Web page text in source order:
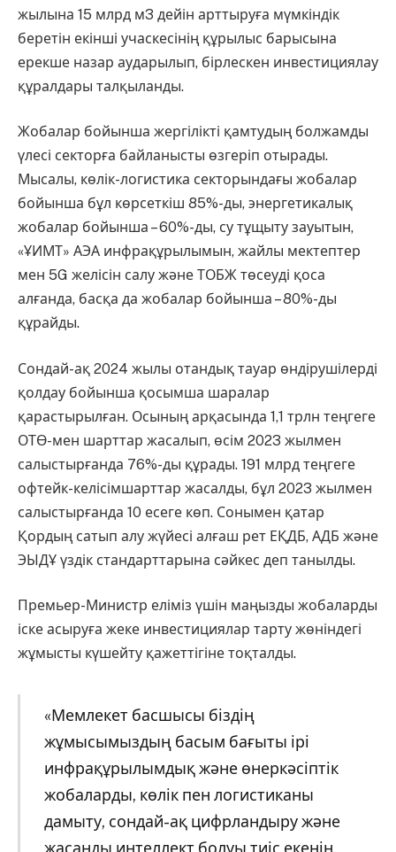
жылына 15 млрд м3 дейін арттыруға мүмкіндік
беретін екінші учаскесінің құрылыс барысына
ерекше назар аударылып, бірлескен инвестициялау
құралдары талқыланды.
Жобалар бойынша жергілікті қамтудың болжамды
үлесі секторға байланысты өзгеріп отырады.
Мысалы, көлік-логистика секторындағы жобалар
бойынша бұл көрсеткіш 85%-ды, энергетикалық
жобалар бойынша – 60%-ды, су тұщыту зауытын,
«ҰИМТ» АЭА инфрақұрылымын, жайлы мектептер
мен 5G желісін салу және ТОБЖ төсеуді қоса
алғанда, басқа да жобалар бойынша – 80%-ды
құрайды.
Сондай-ақ 2024 жылы отандық тауар өндірушілерді
қолдау бойынша қосымша шаралар
қарастырылған. Осының арқасында 1,1 трлн теңгеге
ОТӨ-мен шарттар жасалып, өсім 2023 жылмен
салыстырғанда 76%-ды құрады. 191 млрд теңгеге
офтейк-келісімшарттар жасалды, бұл 2023 жылмен
салыстырғанда 10 есеге көп. Сонымен қатар
Қордың сатып алу жүйесі алғаш рет ЕҚДБ, АДБ және
ЭЫДҰ үздік стандарттарына сәйкес деп танылды.
Премьер-Министр еліміз үшін маңызды жобаларды
іске асыруға жеке инвестициялар тарту жөніндегі
жұмысты күшейту қажеттігіне тоқталды.
«Мемлекет басшысы біздің
жұмысымыздың басым бағыты ірі
инфрақұрылымдық және өнеркәсіптік
жобаларды, көлік пен логистиканы
дамыту, сондай-ақ цифрландыру және
жасанды интеллект болуы тиіс екенін